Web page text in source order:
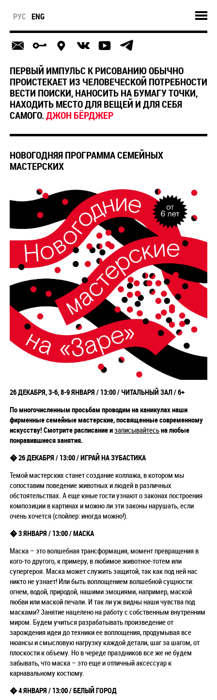
РУС ENG
ПЕРВЫЙ ИМПУЛЬС К РИСОВАНИЮ ОБЫЧНО
ПРОИСТЕКАЕТ ИЗ ЧЕЛОВЕЧЕСКОЙ ПОТРЕБНОСТИ
ВЕСТИ ПОИСКИ, НАНОСИТЬ НА БУМАГУ ТОЧКИ,
НАХОДИТЬ МЕСТО ДЛЯ ВЕЩЕЙ И ДЛЯ СЕБЯ
САМОГО.ДЖОН БЁРДЖЕР
​НОВОГОДНЯЯ ПРОГРАММА СЕМЕЙНЫХ
МАСТЕРСКИХ
26 ДЕКАБРЯ, 3-6, 8-9 ЯНВАРЯ / 13:00 / ЧИТАЛЬНЫЙ ЗАЛ / 6+
По многочисленным просьбам проводим на каникулах наши
фирменные семейные мастерские, посвященные современному
искусству! Смотрите расписание изаписывайтесьна любые
понравившиеся занятия.
� 26 ДЕКАБРЯ / 13:00 / ИГРАЙ НА ЗУБАСТИКА
Темой мастерских станет создание коллажа, в котором мы
сопоставим поведение животных и людей в различных
обстоятельствах. А еще юные гости узнают о законах построения
композиции в картинах и можно ли эти законы нарушать, если
очень хочется (спойлер: иногда можно!).
� 3 ЯНВАРЯ / 13:00 / МАСКА
Маска – это волшебная трансформация, момент превращения в
кого-то другого, к примеру, в любимое животное-тотем или
супергероя. Маска может служить защитой, так как под ней нас
никто не узнает! Или быть воплощением волшебной сущности:
огнем, водой, природой, нашими эмоциями, например, маской
любви или маской печали. И так ли уж видны наши чувства под
масками? Занятие нацелено на работу с собственным внутренним
миром. Будем учиться разрабатывать произведение от
зарождения идеи до техники ее воплощения, продумывая все
нюансы и смысловую нагрузку каждой детали, шаг за шагом, от
плоскости к объему. Но в череде праздников все же не будем
забывать, что маска – это еще и отличный аксессуар к
карнавальному костюму.
� 4 ЯНВАРЯ / 13:00 / БЕЛЫЙ ГОРОД